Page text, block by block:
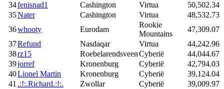
34fenisnad1 Cashington Virtua
50,502.34
35Nater Cashington Virtua
48,532.73
36whooty Eurodam
Rookie
Mountains
47,309.07
37Refund Nasdaqar Virtua
44,242.96
38rz15 RoebelarendsveenCyberië
44,044.67
39jorref Kronenburg Cyberië
42,794.03
40Lionel Martin Kronenburg Cyberië
39,124.04
41 .:!:.Richard.:!:. Zwollar Cyberië
39,009.97